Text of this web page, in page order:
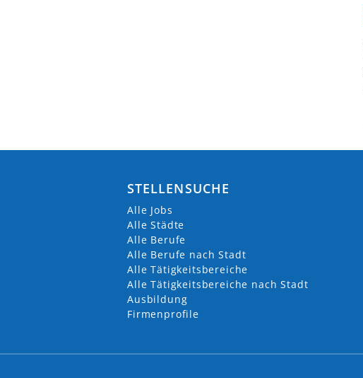
STELLENSUCHE
Alle Jobs
Alle Städte
Alle Berufe
Alle Berufe nach Stadt
Alle Tätigkeitsbereiche
Alle Tätigkeitsbereiche nach Stadt
Ausbildung
Firmenprofile